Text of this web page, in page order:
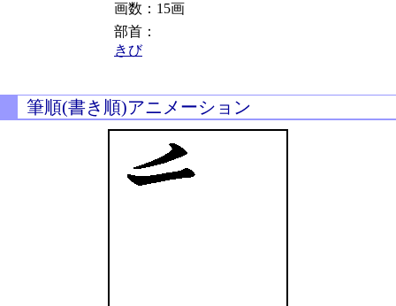
画数：15画
部首：
きび
筆順(書き順)アニメーション